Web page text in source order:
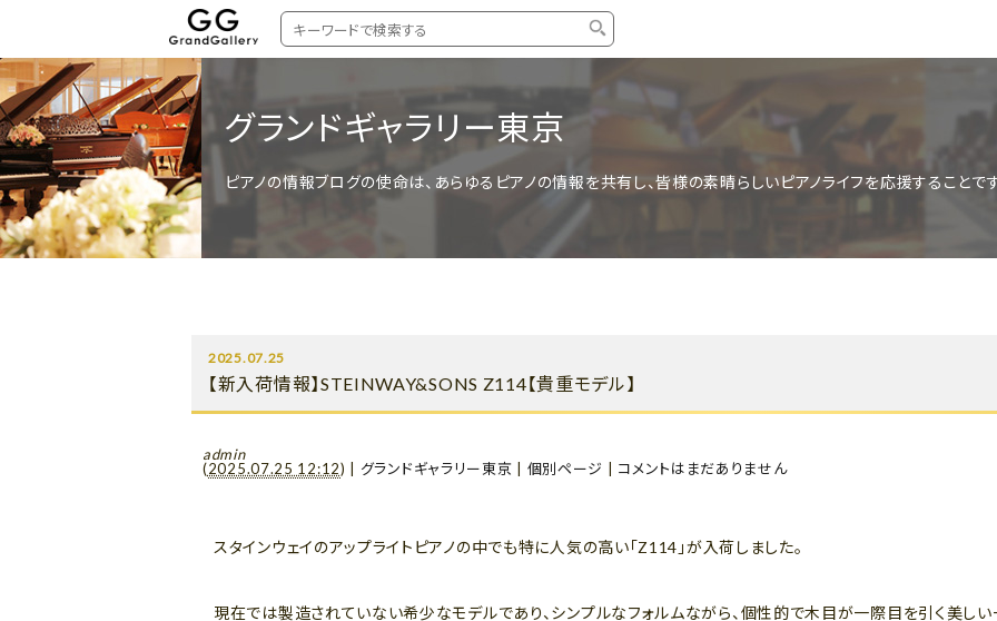
タイプ
中古アップライトピアノ
新品ピアノ
コンサートグランドピアノ
YAMAHA
KAWAI
STEINWAY&SONS
DIAPASON
ピアノ
グランドギャラリー東京
ピアノの情報ブログの使命は、あらゆるピアノの情報を共有し、皆様の素晴らしいピアノライフを応援することです
2025.07.25
【新入荷情報】STEINWAY&SONS Z114【貴重モデル】
admin
(2025.07.25 12:12) グランドギャラリー東京 個別ページ コメントはまだありません
スタインウェイのアップライトピアノの中でも特に人気の高い「Z114」が入荷しました。
現在では製造されていない希少なモデルであり、シンプルなフォルムながら、個性的で木目が一際目を引く美しい